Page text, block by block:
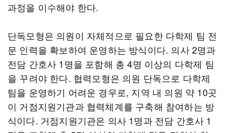
과정을 이수해야 한다.
단독모형은 의원이 자체적으로 필요한 다학제 팀 전
문 인력을 확보하여 운영하는 방식이다. 의사 2명과
전담 간호사 1명을 포함해 총 4명 이상의 다학제 팀
을 꾸려야 한다. 협력모형은 의원 단독으로 다학제
팀을 운영하기 어려운 경우로, 지역 내 의원 약 10곳
이 거점지원기관과 협력체계를 구축해 참여하는 방
식이다. 거점지원기관은 의사 1명과 전담 간호사 1